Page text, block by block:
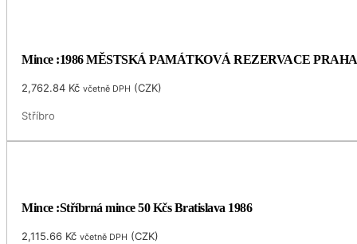
Mince :1986 MĚSTSKÁ PAMÁTKOVÁ REZERVACE PRAHA
2,762.84 Kč včetně DPH (CZK)
Stříbro
Mince :Stříbrná mince 50 Kčs Bratislava 1986
2,115.66 Kč včetně DPH (CZK)